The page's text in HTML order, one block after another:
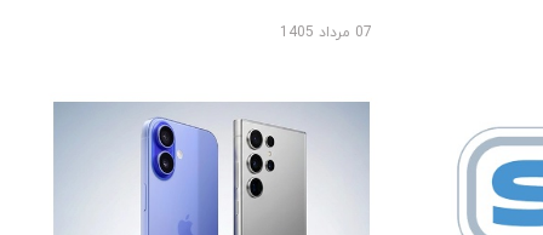
07 مرداد 1405